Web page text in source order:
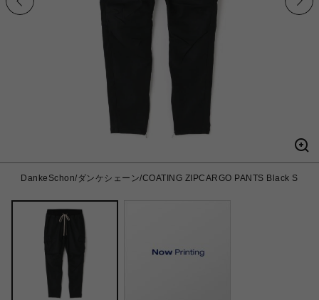
DankeSchon/ダンケシェーン/COATING ZIPCARGO PANTS Black S